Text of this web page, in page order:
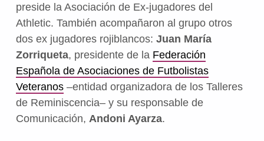
preside la Asociación de Ex-jugadores del
Athletic. También acompañaron al grupo otros
dos ex jugadores rojiblancos: Juan María
Zorriqueta, presidente de la Federación
Española de Asociaciones de Futbolistas
Veteranos–entidad organizadora de los Talleres
de Reminiscencia– y su responsable de
Comunicación, Andoni Ayarza.